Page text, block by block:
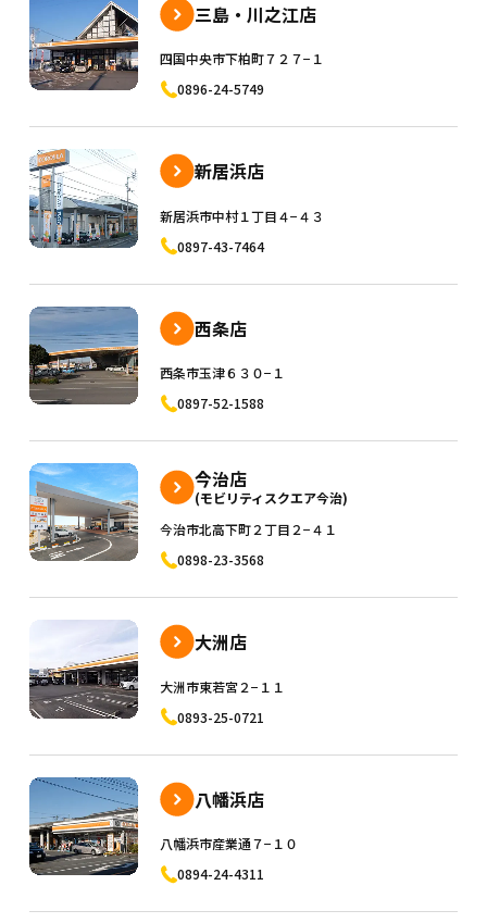
三島・川之江店
四国中央市下柏町７２７−１
0896-24-5749
新居浜店
新居浜市中村１丁目４−４３
0897-43-7464
西条店
西条市玉津６３０−１
0897-52-1588
今治店
(モビリティスクエア今治)
今治市北高下町２丁目２−４１
0898-23-3568
大洲店
大洲市東若宮２−１１
0893-25-0721
八幡浜店
八幡浜市産業通７−１０
0894-24-4311